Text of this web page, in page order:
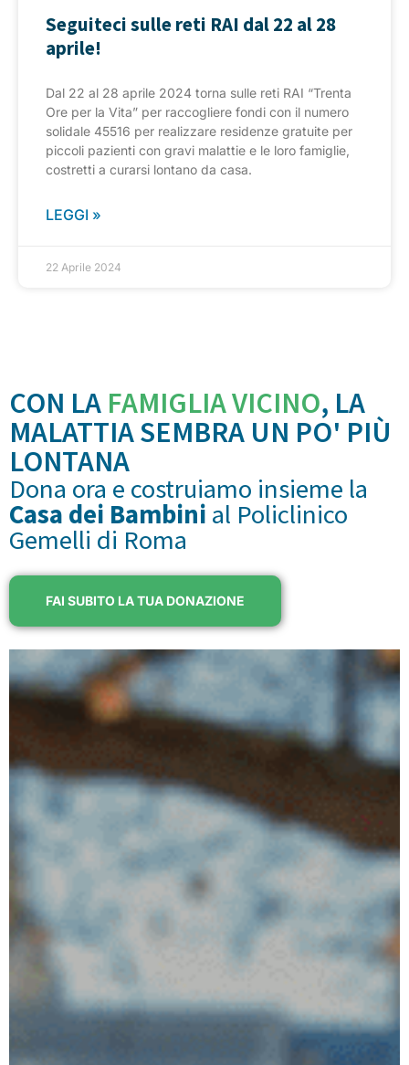
Seguiteci sulle reti RAI dal 22 al 28
aprile!
Dal 22 al 28 aprile 2024 torna sulle reti RAI “Trenta
Ore per la Vita” per raccogliere fondi con il numero
solidale 45516 per realizzare residenze gratuite per
piccoli pazienti con gravi malattie e le loro famiglie,
costretti a curarsi lontano da casa.
LEGGI »
22 Aprile 2024
CON LA FAMIGLIA VICINO, LA
MALATTIA SEMBRA UN PO' PIÙ
LONTANA
Dona ora e costruiamo insieme la
Casa dei Bambini al Policlinico
Gemelli di Roma
FAI SUBITO LA TUA DONAZIONE